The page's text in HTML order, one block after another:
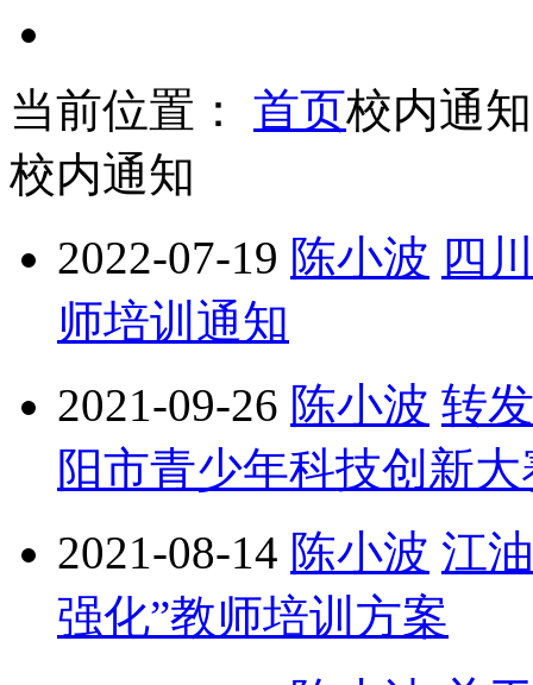
当前位置： 首页校内通知
校内通知
2022-07-19 陈小波 四
师培训通知
2021-09-26 陈小波 转
阳市青少年科技创新
2021-08-14 陈小波 江
强化”教师培训方案